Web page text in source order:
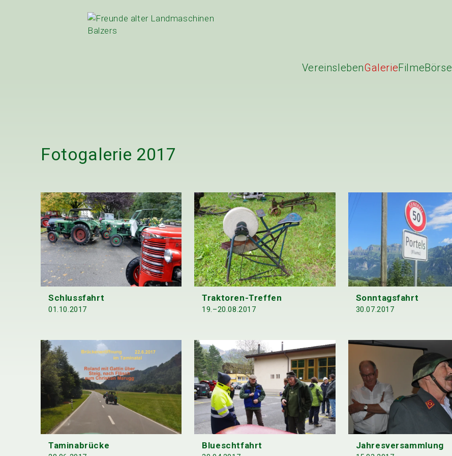
VereinslebenGalerieFilmeBörse
Fotogalerie 2017
Schlussfahrt
01.10.2017
Traktoren-Treffen
19.–20.08.2017
Sonntagsfahrt
30.07.2017
Taminabrücke Blueschtfahrt Jahresversammlung